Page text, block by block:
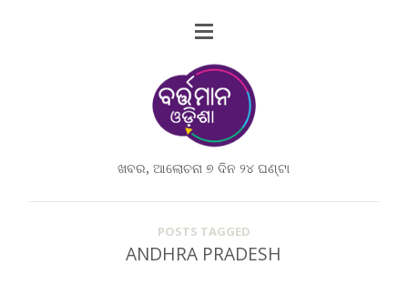
ଖବର, ଆଲୋଚନା ୭ ଦିନ ୨୪ ଘଣ୍ଟା
POSTS TAGGED
ANDHRA PRADESH